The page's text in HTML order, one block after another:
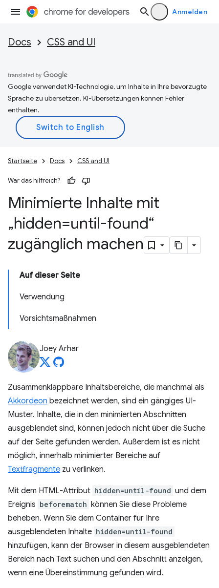
Anmelden
Docs CSS and UI
Google verwendet KI-Technologie, um Inhalte in Ihre bevorzugte
Sprache zu übersetzen. KI-Übersetzungen können Fehler
enthalten.
Startseite Docs CSS and UI
War das hilfreich?
Minimierte Inhalte mit
„hidden=until-found“
zugänglich machen
Auf dieser Seite
Verwendung
Vorsichtsmaßnahmen
Joey Arhar
Zusammenklappbare Inhaltsbereiche, die manchmal als
Akkordeon bezeichnet werden, sind ein gängiges UI-
Muster. Inhalte, die in den minimierten Abschnitten
ausgeblendet sind, können jedoch nicht über die Suche
auf der Seite gefunden werden. Außerdem ist es nicht
möglich, innerhalb minimierter Bereiche auf
Textfragmente zu verlinken.
Mit dem HTML-Attribut hidden=until-found und dem
Ereignis beforematch können Sie diese Probleme
beheben. Wenn Sie dem Container für Ihre
ausgeblendeten Inhalte hidden=until-found
hinzufügen, kann der Browser in diesem ausgeblendeten
Bereich nach Text suchen und den Abschnitt anzeigen,
wenn eine Übereinstimmung gefunden wird.